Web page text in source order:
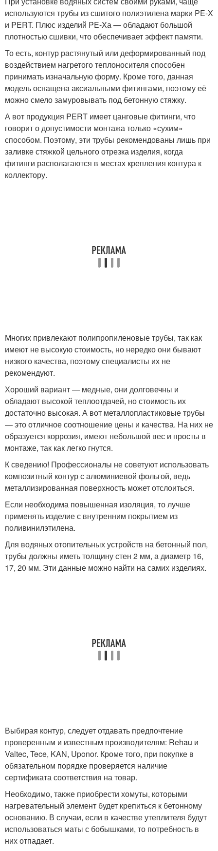
используются трубы из сшитого полиэтилена марки PE-X
и PERT. Плюс изделий PE-Xа — обладают большой
плотностью сшивки, что обеспечивает эффект памяти.
То есть, контур растянутый или деформированный под
воздействием нагретого теплоносителя способен
принимать изначальную форму. Кроме того, данная
модель оснащена аксиальными фитингами, поэтому её
можно смело замуровывать под бетонную стяжку.
А вот продукция PERT имеет цанговые фитинги, что
говорит о допустимости монтажа только «сухим»
способом. Поэтому, эти трубы рекомендованы лишь при
заливке стяжкой цельного отрезка изделия, когда
фитинги располагаются в местах крепления контура к
коллектору.
Многих привлекают полипропиленовые трубы, так как
имеют не высокую стоимость, но нередко они бывают
низкого качества, поэтому специалисты их не
рекомендуют.
Хороший вариант — медные, они долговечны и
обладают высокой теплоотдачей, но стоимость их
достаточно высокая. А вот металлопластиковые трубы
— это отличное соотношение цены и качества. На них не
образуется коррозия, имеют небольшой вес и просты в
монтаже, так как легко гнутся.
К сведению! Профессионалы не советуют использовать
композитный контур с алюминиевой фольгой, ведь
металлизированная поверхность может отслоиться.
Если необходима повышенная изоляция, то лучше
применять изделие с внутренним покрытием из
поливинилэтилена.
Для водяных отопительных устройств на бетонный пол,
трубы должны иметь толщину стен 2 мм, а диаметр 16,
17, 20 мм. Эти данные можно найти на самих изделиях.
Выбирая контур, следует отдавать предпочтение
проверенным и известным производителям: Rehau и
Valtec, Tece, KAN, Uponor. Кроме того, при покупке в
обязательном порядке проверяется наличие
сертификата соответствия на товар.
Необходимо, также приобрести хомуты, которыми
нагревательный элемент будет крепиться к бетонному
основанию. В случаи, если в качестве утеплителя будут
использоваться маты с бобышками, то потребность в
них отпадает.